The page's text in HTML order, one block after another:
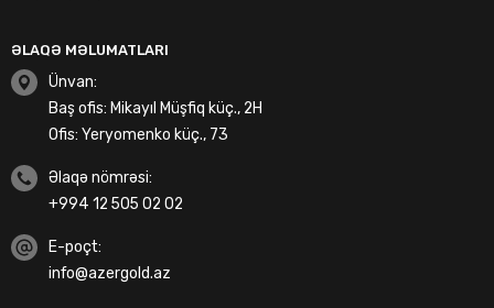
ƏLAQƏ MƏLUMATLARI
Ünvan:
Baş ofis: Mikayıl Müşfiq küç., 2H
Ofis: Yeryomenko küç., 73
Əlaqə nömrəsi:
+994 12 505 02 02
E-poçt:
info@azergold.az